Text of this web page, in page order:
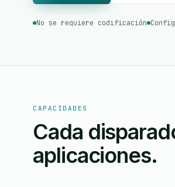
No se requiere codificación
CAPACIDADES
Cada
aplicaciones.